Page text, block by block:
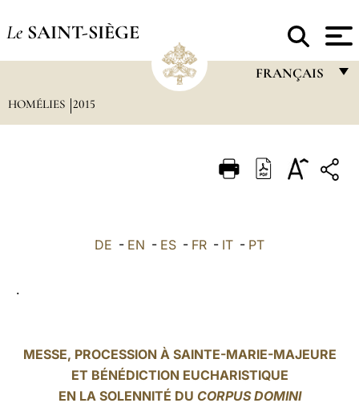
Le SAINT-SIÈGE
FRANÇAIS
ITALIANO
中文
LATINE
HOMÉLIES 2015
DE - EN - ES - FR - IT - PT
.
MESSE, PROCESSION À SAINTE-MARIE-MAJEURE
ET BÉNÉDICTION EUCHARISTIQUE
EN LA SOLENNITÉ DU CORPUS DOMINI